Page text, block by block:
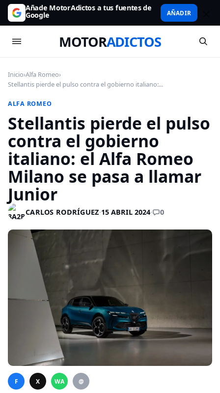
Añade MotorAdictos a tus fuentes de
Google AÑADIR
MOTORADICTOS
Inicio›Alfa Romeo›
Stellantis pierde el pulso contra el gobierno italiano:...
ALFA ROMEO
Stellantis pierde el pulso
contra el gobierno
italiano: el Alfa Romeo
Milano se pasa a llamar
Junior
CARLOS RODRÍGUEZ·15 ABRIL 2024· 0
F X WA @